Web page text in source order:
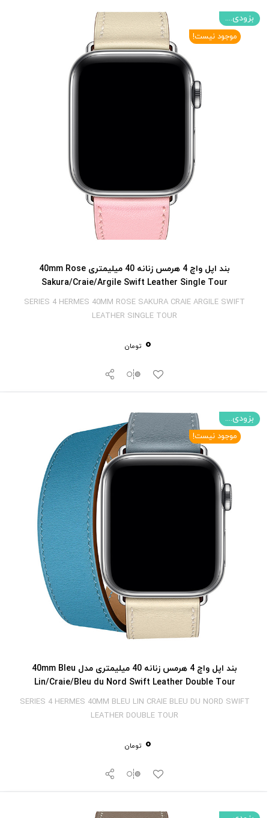
بزودی....
موجود نیست!
بند اپل واچ 4 هرمس زنانه 40 میلیمتری 40mm Rose
Sakura/Craie/Argile Swift Leather Single Tour
SERIES 4 HERMES 40MM ROSE SAKURA CRAIE ARGILE SWIFT
LEATHER SINGLE TOUR
0 تومان
بزودی....
موجود نیست!
بند اپل واچ 4 هرمس زنانه 40 میلیمتری مدل 40mm Bleu
Lin/Craie/Bleu du Nord Swift Leather Double Tour
SERIES 4 HERMES 40MM BLEU LIN CRAIE BLEU DU NORD SWIFT
LEATHER DOUBLE TOUR
0 تومان